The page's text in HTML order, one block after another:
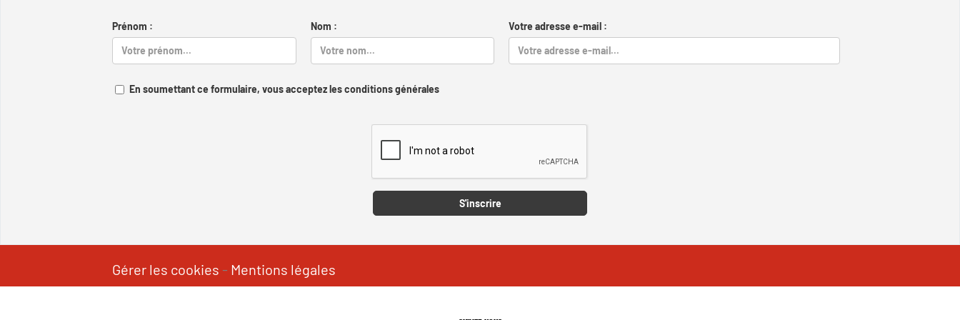
Prénom : Nom : Votre adresse e-mail :
En soumettant ce formulaire, vous acceptez les conditions générales
S'inscrire
Gérer les cookies - Mentions légales